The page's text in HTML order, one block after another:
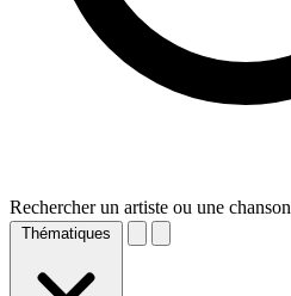
Rechercher un artiste ou une chanson
Thématiques